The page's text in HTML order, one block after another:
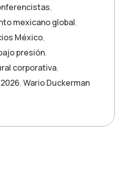
,
mexicano global,
México,
presión,
corporativa,
,Wario Duckerman